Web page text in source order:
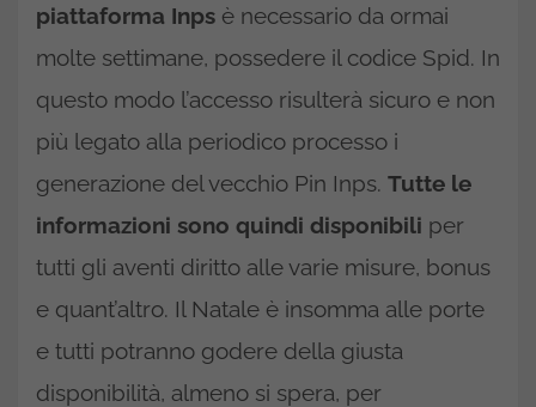
piattaforma Inps è necessario da ormai
molte settimane, possedere il codice Spid. In
questo modo l’accesso risulterà sicuro e non
più legato alla periodico processo i
generazione del vecchio Pin Inps. Tutte le
informazioni sono quindi disponibili per
tutti gli aventi diritto alle varie misure, bonus
e quant’altro. Il Natale è insomma alle porte
e tutti potranno godere della giusta
disponibilità, almeno si spera, per